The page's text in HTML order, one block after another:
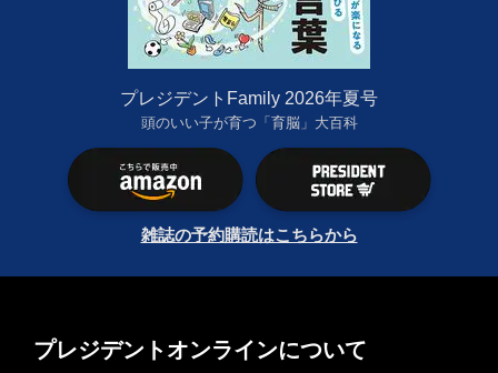
プレジデントFamily 2026年夏号
頭のいい子が育つ「育脳」大百科
雑誌の予約購読はこちらから
プレジデントオンラインについて